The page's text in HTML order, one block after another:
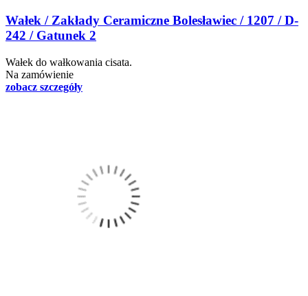
Wałek / Zakłady Ceramiczne Bolesławiec / 1207 / D-
242 / Gatunek 2
Wałek do wałkowania cisata.
Na zamówienie
zobacz szczegóły